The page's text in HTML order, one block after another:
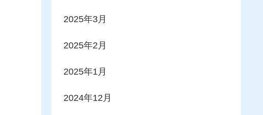
2025年3月
2025年2月
2025年1月
2024年12月